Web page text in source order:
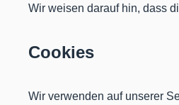
Wir weisen darauf hin, dass
Cookies
Wir verwenden auf unserer